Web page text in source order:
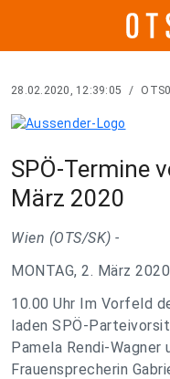
28.02.2020, 12:39:05 /
SPÖ-Termine
März 2020
Wien (OTS/SK) -
MONTAG, 2. März
10.00 Uhr Im Vorfeld
laden SPÖ-
Pamela Rendi-Wagner
Frauensprecherin